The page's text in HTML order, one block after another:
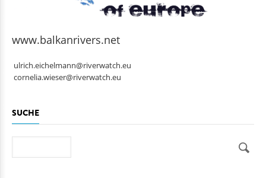
www.balkanrivers.net
ulrich.eichelmann@riverwatch.eu
cornelia.wieser@riverwatch.eu
SUCHE